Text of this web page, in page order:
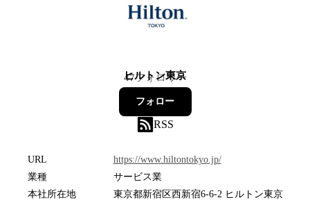
ヒルトン東京
47フォロワー
フォロー
RSS
URL
https://www.hiltontokyo.jp/
業種
サービス業
本社所在地
東京都新宿区西新宿6-6-2 ヒルトン東京